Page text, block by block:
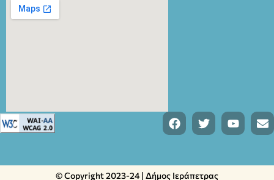
© Copyright 2023-24 | Δήμος Ιεράπετρας